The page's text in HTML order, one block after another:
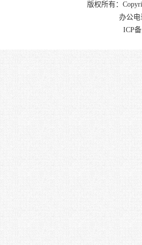
版权所有：
办公电
ICP备